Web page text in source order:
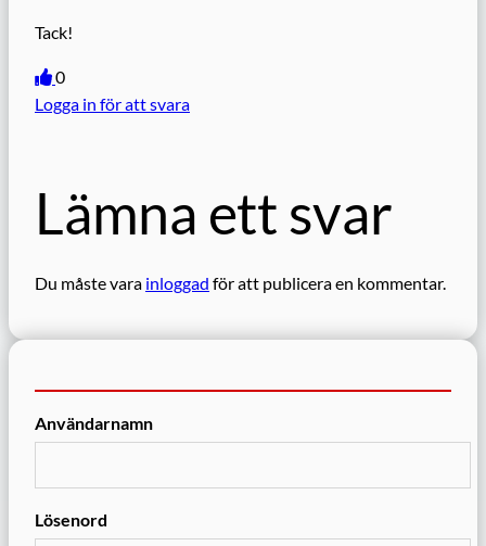
Tack!
0
Logga in för att svara
Lämna ett svar
Du måste vara inloggad för att publicera en kommentar.
Användarnamn
Lösenord